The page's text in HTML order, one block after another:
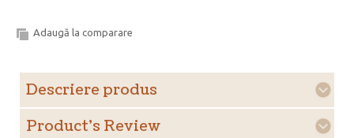
Adaugă la comparare
Descriere produs
Product's Review